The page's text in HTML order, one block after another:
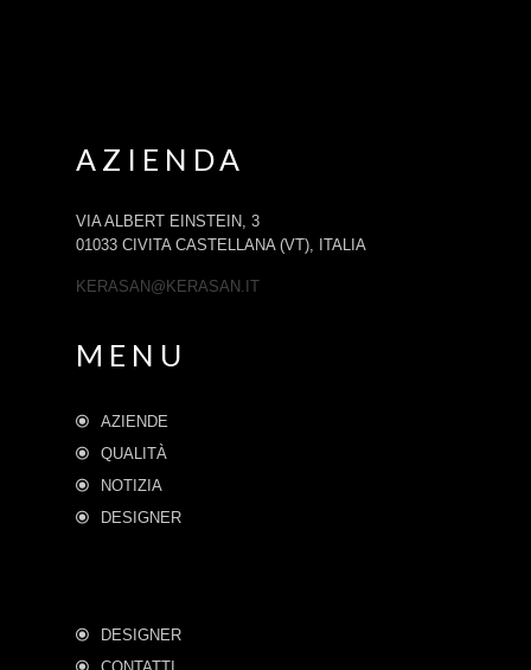
AZIENDA
VIA ALBERT EINSTEIN, 3
01033 CIVITA CASTELLANA (VT), ITALIA
KERASAN@KERASAN.IT
MENU
AZIENDE
QUALITÀ
NOTIZIA
DESIGNER
DESIGNER